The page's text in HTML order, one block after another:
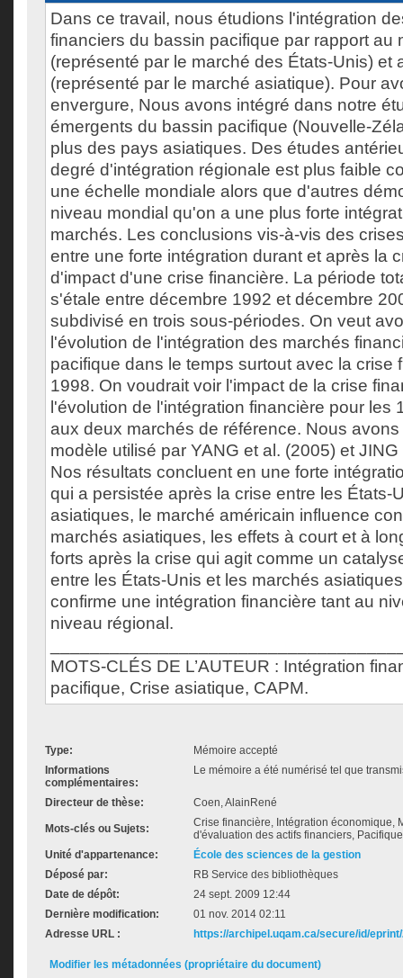
Dans ce travail, nous étudions l'intégration
financiers du bassin pacifique par rapport au
(représenté par le marché des États-Unis) et
(représenté par le marché asiatique). Pour
envergure, Nous avons intégré dans notre
émergents du bassin pacifique (Nouvelle-
plus des pays asiatiques. Des études
degré d'intégration régionale est plus faible
une échelle mondiale alors que d'autres
niveau mondial qu'on a une plus forte
marchés. Les conclusions vis-à-vis des
entre une forte intégration durant et après la
d'impact d'une crise financière. La période
s'étale entre décembre 1992 et décembre
subdivisé en trois sous-périodes. On veut
l'évolution de l'intégration des marchés
pacifique dans le temps surtout avec la crise
1998. On voudrait voir l'impact de la crise
l'évolution de l'intégration financière pour les
aux deux marchés de référence. Nous
modèle utilisé par YANG et al. (2005) et
Nos résultats concluent en une forte
qui a persistée après la crise entre les États-
asiatiques, le marché américain influence
marchés asiatiques, les effets à court et à
forts après la crise qui agit comme un
entre les États-Unis et les marchés
confirme une intégration financière tant au
niveau régional.
MOTS-CLÉS DE L’AUTEUR : Intégration
pacifique, Crise asiatique, CAPM.
Type:
Mémoire accepté
Informations
complémentaires:
Le mémoire a été numérisé tel que
Directeur de thèse: Coen, AlainRené
Mots-clés ou Sujets:
Crise financière, Intégration économique,
d'évaluation des actifs financiers,
Unité d'appartenance:
École des sciences de la gestion
Déposé par:
RB Service des bibliothèques
Date de dépôt:
24 sept. 2009 12:44
Dernière modification:
01 nov. 2014 02:11
Adresse URL :
https://archipel.uqam.ca/secure/id/
Modifier les métadonnées (propriétaire du document)